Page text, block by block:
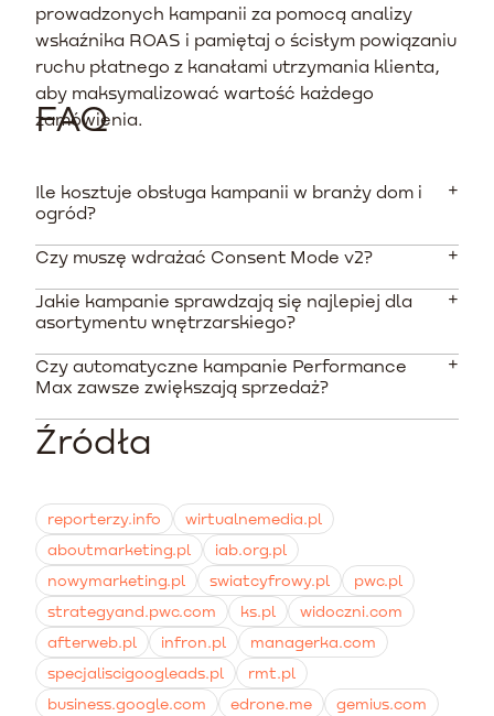
prowadzonych kampanii za pomocą analizy
wskaźnika ROAS i pamiętaj o ścisłym powiązaniu
ruchu płatnego z kanałami utrzymania klienta,
aby maksymalizować wartość każdego
zamówienia.
FAQ
Ile kosztuje obsługa kampanii w branży dom i
ogród?
Koszty dzielą się na budżet reklamowy i wynagrodzenie
agencji. Minimalny rozsądny budżet na kliknięcia to
około 3000-5000 PLN miesięcznie, a podstawowa
netto.
Czy muszę wdrażać Consent Mode v2?
Tak, zgodnie z wymogami RODO i wytycznymi Google
zarządzania zgodami (Consent Mode v2) jest
obowiązkowe. Brak banera cookie uniemożliwi
tworzenie list remarketingowych.
Jakie kampanie sprawdzają się najlepiej dla
asortymentu wnętrzarskiego?
Najwyższy zwrot z inwestycji generują zazwyczaj
wysokiej jakości feedzie ze zdjęciami. Warto wspierać je
remarketingiem dynamicznym dla użytkowników,
Czy automatyczne kampanie Performance
Max zawsze zwiększają sprzedaż?
Kampanie Performance Max potrafią dynamicznie
Przypadki rynkowe pokazują, że poleganie wyłącznie
na PMax potrafi zmniejszyć ogólny ruch w e-
commerce nawet o 60%.
Źródła
reporterzy.info
wirtualnemedia.pl
aboutmarketing.pl
iab.org.pl
nowymarketing.pl
swiatcyfrowy.pl
pwc.pl
strategyand.pwc.com
ks.pl
widoczni.com
afterweb.pl
infron.pl
managerka.com
specjaliscigoogleads.pl
rmt.pl
business.google.com
edrone.me
gemius.com